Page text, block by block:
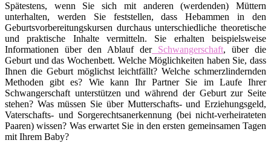
Spätestens, wenn Sie sich mit anderen (werdenden) Müttern
unterhalten, werden Sie feststellen, dass Hebammen in den
Geburtsvorbereitungskursen durchaus unterschiedliche theoretische
und praktische Inhalte vermitteln. Sie erhalten beispielsweise
Informationen über den Ablauf derSchwangerschaft, über die
Geburt und das Wochenbett. Welche Möglichkeiten haben Sie, dass
Ihnen die Geburt möglichst leichtfällt? Welche schmerzlindernden
Methoden gibt es? Wie kann Ihr Partner Sie im Laufe Ihrer
Schwangerschaft unterstützen und während der Geburt zur Seite
stehen? Was müssen Sie über Mutterschafts- und Erziehungsgeld,
Vaterschafts- und Sorgerechtsanerkennung (bei nicht-verheirateten
Paaren) wissen? Was erwartet Sie in den ersten gemeinsamen Tagen
mit Ihrem Baby?